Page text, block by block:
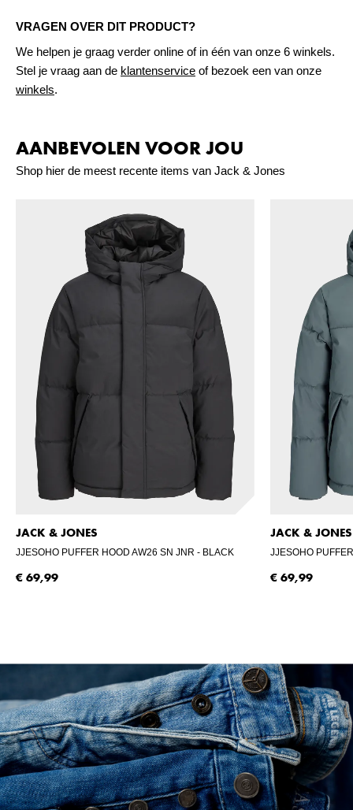
VRAGEN OVER DIT PRODUCT?
We helpen je graag verder online of in één van onze 6 winkels.
Stel je vraag aan de klantenservice of bezoek een van onze
winkels.
AANBEVOLEN VOOR JOU
Shop hier de meest recente items van Jack & Jones
JACK & JONES
JJESOHO PUFFER HOOD AW26 SN JNR - BLACK
€ 69,99
JACK & JONES
JJESOHO
€ 69,99